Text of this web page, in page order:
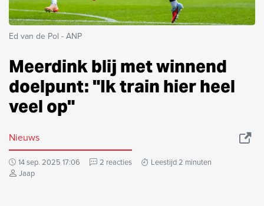
Ed van de Pol - ANP
Meerdink blij met winnend
doelpunt: "Ik train hier heel
veel op"
Nieuws
14 sep. 2025 17:06 2 reacties
Leestijd 2 minuten
Jaap